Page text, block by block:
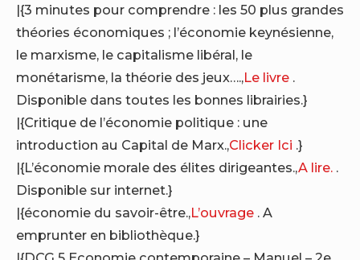
|{3 minutes pour comprendre : les 50 plus grandes
théories économiques ; l’économie keynésienne,
le marxisme, le capitalisme libéral, le
monétarisme, la théorie des jeux….,Le livre .
Disponible dans toutes les bonnes librairies.}
|{Critique de l’économie politique : une
introduction au Capital de Marx.,Clicker Ici .}
|{L’économie morale des élites dirigeantes.,A lire. .
Disponible sur internet.}
|{économie du savoir-être.,L’ouvrage . A
emprunter en bibliothèque.}